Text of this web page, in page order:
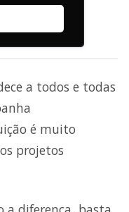
a todos e todas
é muito
projetos